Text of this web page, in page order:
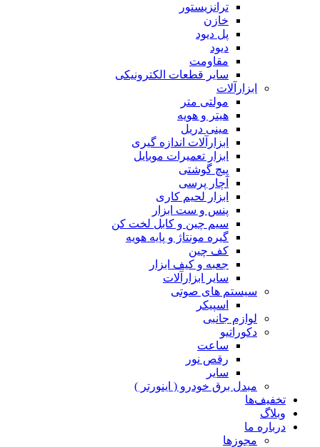
ترانزیستور
خازن
پل دیود
دیود
مقاومت
سایر قطعات الکترونیکی
ابزارآلات
مولتی متر
هیتر و هویه
مینی دریل
ابزارآلات اندازه گیری
ابزار تعمیرات موبایل
پیچ گوشتی
آچار پرسی
ابزار لحیم کاری
پنس و ست ابزار
سیم چین و کابل لخت کن
گیره مونتاژ و پایه هویه
کف چین
جعبه و کیف ابزار
سایر ابزارآلات
سیستم های صوتی
اسپیکر
لوازم جانبی
دکوراتیو
ساعت
رقص نور
سایر
مبدل برق خودرو ( اینورتر )
تخفیف‌ها
وبلاگ
درباره ما
مجوزها